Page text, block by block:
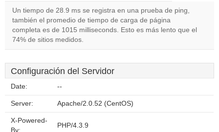
Un tiempo de 28.9 ms se registra en una prueba de ping,
también el promedio de tiempo de carga de página
completa es de 1015 milliseconds. Esto es más lento que el
74% de sitios medidos.
Configuración del Servidor
Date: --
Server: Apache/2.0.52 (CentOS)
X-Powered-
By:
PHP/4.3.9